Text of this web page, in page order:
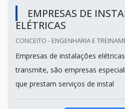
EMPRESAS DE
ELÉTRICAS
CONCEITO - ENGENHARIA E
Empresas de instalações
transmite, são empresas
que prestam serviços de instal